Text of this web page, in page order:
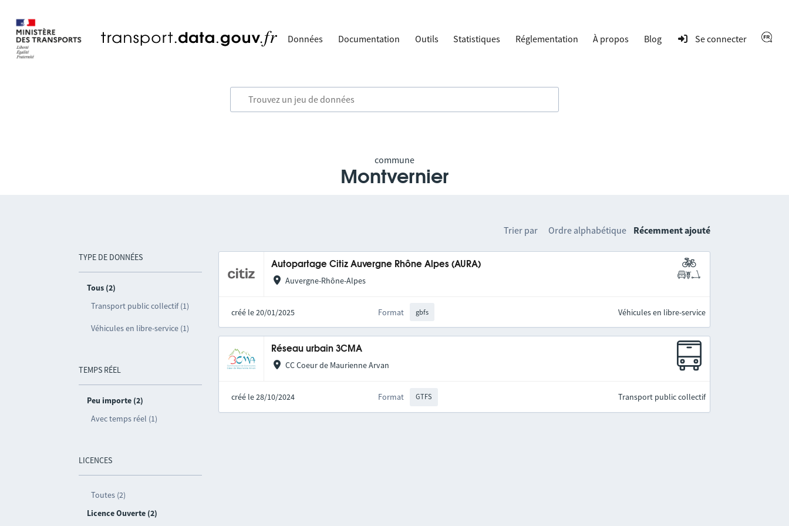
Données Documentation Outils Statistiques Réglementation À propos Blog Se connecter
commune
Montvernier
TYPE DE DONNÉES
Tous (2)
Transport public collectif (1)
Véhicules en libre-service (1)
TEMPS RÉEL
Peu importe (2)
Avec temps réel (1)
LICENCES
Toutes (2)
Licence Ouverte (2)
Trier par Ordre alphabétique Récemment ajouté
Autopartage Citiz Auvergne Rhône Alpes (AURA)
Auvergne-Rhône-Alpes
créé le 20/01/2025 Format gbfs Véhicules en libre-service
Réseau urbain 3CMA
CC Coeur de Maurienne Arvan
créé le 28/10/2024 Format GTFS Transport public collectif